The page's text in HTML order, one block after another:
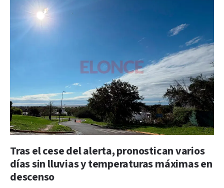
Tras el cese del alerta, pronostican varios
días sin lluvias y temperaturas máximas en
descenso